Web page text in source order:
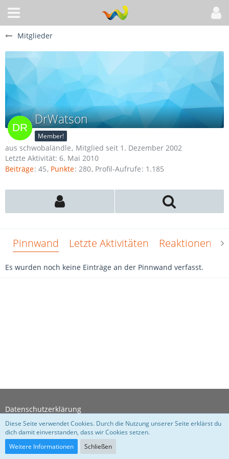
Mitglieder
DrWatson
Member!
aus schwobaländle Mitglied seit 1. Dezember 2002
Letzte Aktivität: 6. Mai 2010
Beiträge 45 Punkte 280 Profil-Aufrufe 1.185
Pinnwand Letzte Aktivitäten Reaktionen
Es wurden noch keine Einträge an der Pinnwand verfasst.
Datenschutzerklärung
Community-Software:
Diese Seite verwendet Cookies. Durch die Nutzung unserer Seite erklärst du
dich damit einverstanden, dass wir Cookies setzen.
Weitere Informationen
Schließen